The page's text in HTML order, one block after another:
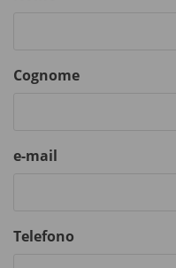
Cognome
e-mail
Telefono